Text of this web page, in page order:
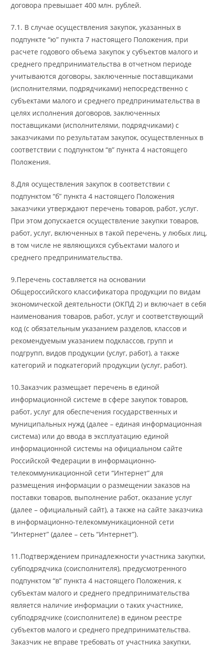
договора превышает 400 млн. рублей.
7.1. В случае осуществления закупок, указанных в
подпункте “ю” пункта 7 настоящего Положения, при
расчете годового объема закупок у субъектов малого и
среднего предпринимательства в отчетном периоде
учитываются договоры, заключенные поставщиками
(исполнителями, подрядчиками) непосредственно с
субъектами малого и среднего предпринимательства в
целях исполнения договоров, заключенных
поставщиками (исполнителями, подрядчиками) с
заказчиками по результатам закупок, осуществленных в
соответствии с подпунктом “в” пункта 4 настоящего
Положения.
8.Для осуществления закупок в соответствии с
подпунктом “б” пункта 4 настоящего Положения
заказчики утверждают перечень товаров, работ, услуг.
При этом допускается осуществление закупки товаров,
работ, услуг, включенных в такой перечень, у любых лиц,
в том числе не являющихся субъектами малого и
среднего предпринимательства.
9.Перечень составляется на основании
Общероссийского классификатора продукции по видам
экономической деятельности (ОКПД 2) и включает в себя
наименования товаров, работ, услуг и соответствующий
код (с обязательным указанием разделов, классов и
рекомендуемым указанием подклассов, групп и
подгрупп, видов продукции (услуг, работ), а также
категорий и подкатегорий продукции (услуг, работ).
10.Заказчик размещает перечень в единой
информационной системе в сфере закупок товаров,
работ, услуг для обеспечения государственных и
муниципальных нужд (далее – единая информационная
система) или до ввода в эксплуатацию единой
информационной системы на официальном сайте
Российской Федерации в информационно-
телекоммуникационной сети “Интернет” для
размещения информации о размещении заказов на
поставки товаров, выполнение работ, оказание услуг
(далее – официальный сайт), а также на сайте заказчика
в информационно-телекоммуникационной сети
“Интернет” (далее – сеть “Интернет”).
11.Подтверждением принадлежности участника закупки,
субподрядчика (соисполнителя), предусмотренного
подпунктом “в” пункта 4 настоящего Положения, к
субъектам малого и среднего предпринимательства
является наличие информации о таких участнике,
субподрядчике (соисполнителе) в едином реестре
субъектов малого и среднего предпринимательства.
Заказчик не вправе требовать от участника закупки,